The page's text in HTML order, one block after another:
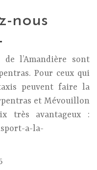
nous
l’Amandière sont
Pour ceux qui
peuvent faire la
et Mévouillon
très avantageux :
a-la-